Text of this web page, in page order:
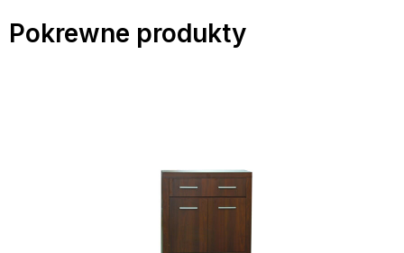
Pokrewne produkty